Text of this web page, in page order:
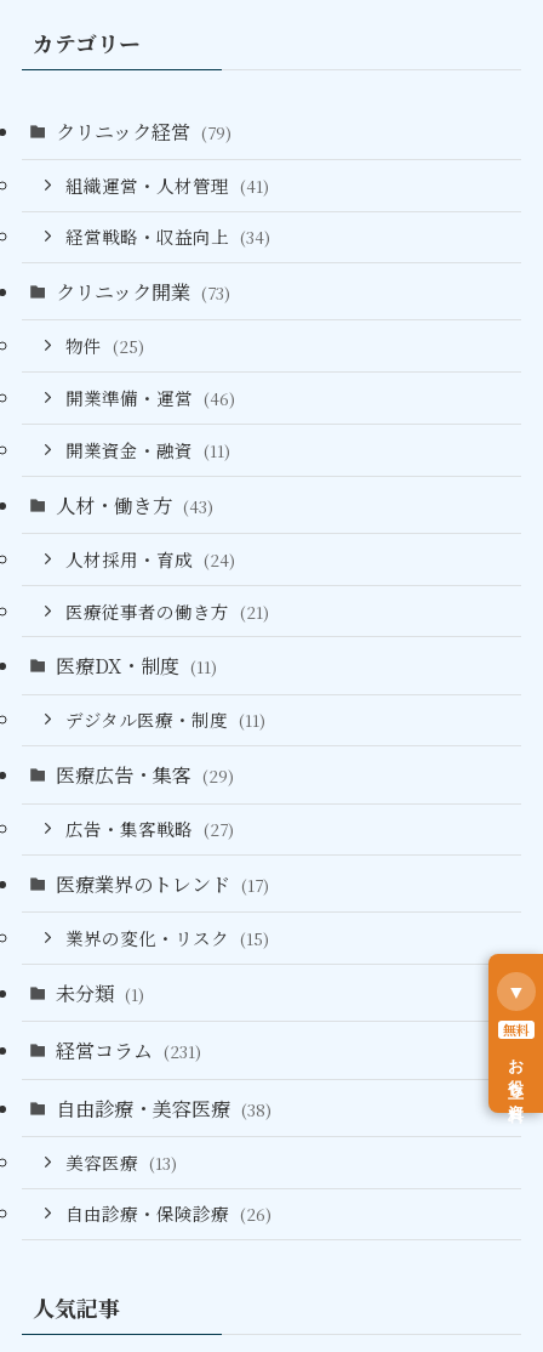
カテゴリー
クリニック経営 (79)
組織運営・人材管理 (41)
経営戦略・収益向上 (34)
クリニック開業 (73)
物件 (25)
開業準備・運営 (46)
開業資金・融資 (11)
人材・働き方 (43)
人材採用・育成 (24)
医療従事者の働き方 (21)
医療DX・制度 (11)
デジタル医療・制度 (11)
医療広告・集客 (29)
広告・集客戦略 (27)
医療業界のトレンド (17)
業界の変化・リスク (15)
未分類 (1)
経営コラム (231)
自由診療・美容医療 (38)
美容医療 (13)
自由診療・保険診療 (26)
人気記事
▼
無料
お役立ち資料